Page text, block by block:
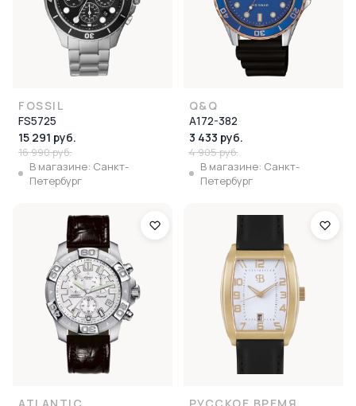
FOSSIL
FS5725
15 291 руб.
16 990 руб.
В магазине: Санкт-
Петербург
Q&Q
A172-382
3 433 руб.
4 905 руб.
В магазине: Санкт-
Петербург